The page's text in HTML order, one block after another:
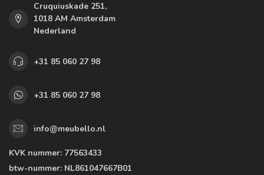
Cruquiuskade 251,
1018 AM Amsterdam
Nederland
+31 85 060 27 98
+31 85 060 27 98
info@meubello.nl
KVK nummer: 77563433
btw-nummer: NL861047667B01